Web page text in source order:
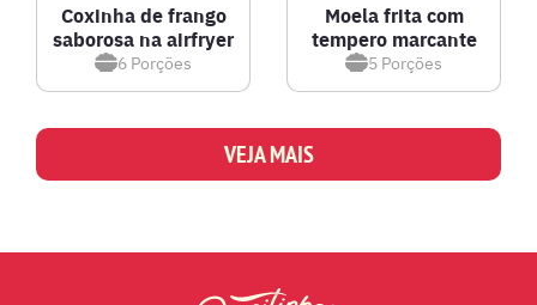
Coxinha de frango
saborosa na airfryer
6 Porções
Moela frita com
tempero marcante
5 Porções
VEJA MAIS